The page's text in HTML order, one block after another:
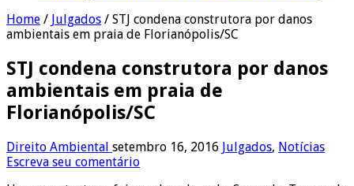
Home / Julgados / STJ condena construtora por danos
ambientais em praia de Florianópolis/SC
STJ condena construtora por danos
ambientais em praia de
Florianópolis/SC
Direito Ambiental setembro 16, 2016 Julgados, Notícias
Escreva seu comentário